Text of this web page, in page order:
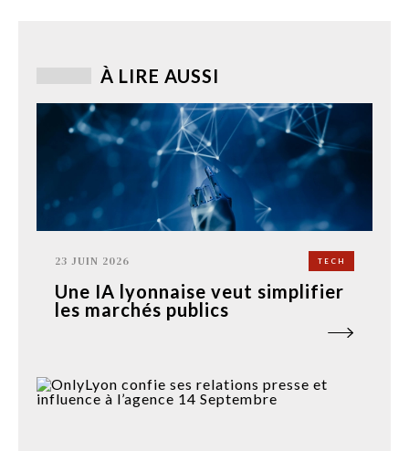
À LIRE AUSSI
23 JUIN 2026 TECH
Une IA lyonnaise veut simplifier
les marchés publics